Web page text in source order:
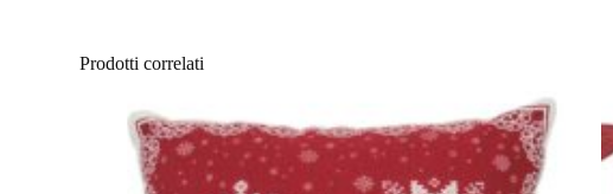
Prodotti correlati